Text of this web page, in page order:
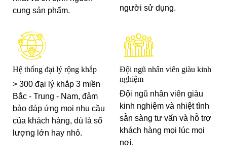
cung sản phẩm.
người sử dụng.
Hệ thống đại lý rộng khắp
> 300 đại lý khắp 3 miền
Bắc - Trung - Nam, đảm
bảo đáp ứng mọi nhu cầu
của khách hàng, dù là số
lượng lớn hay nhỏ.
Đội ngũ nhân viên giàu kinh
nghiệm
Đội ngũ nhân viên giàu
kinh nghiệm và nhiệt tình
sẵn sàng tư vấn và hỗ trợ
khách hàng mọi lúc mọi
nơi.